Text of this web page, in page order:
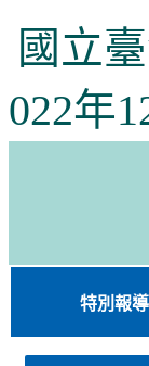
國立
022年
特別報導